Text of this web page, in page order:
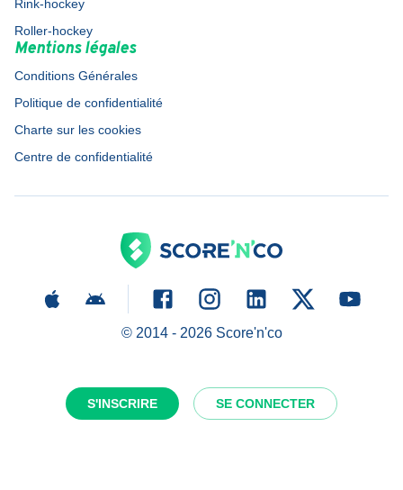
S'INSCRIRE SE CONNECTER
Rink-hockey
Roller-hockey
Mentions légales
Conditions Générales
Politique de confidentialité
Charte sur les cookies
Centre de confidentialité
© 2014 - 2026Score'n'co